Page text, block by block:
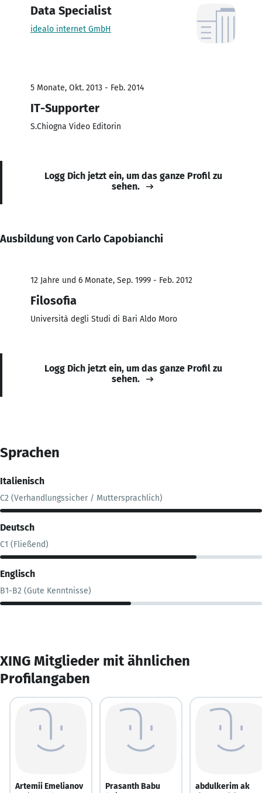
Data Specialist
idealo internet GmbH
5 Monate, Okt. 2013 - Feb. 2014
IT-Supporter
S.Chiogna Video Editorin
Logg Dich jetzt ein, um das ganze Profil zu
sehen.
Ausbildung von Carlo Capobianchi
12 Jahre und 6 Monate, Sep. 1999 - Feb. 2012
Filosofia
Università degli Studi di Bari Aldo Moro
Logg Dich jetzt ein, um das ganze Profil zu
sehen.
Sprachen
Italienisch
C2 (Verhandlungssicher / Muttersprachlich)
Deutsch
C1 (Fließend)
Englisch
B1-B2 (Gute Kenntnisse)
XING Mitglieder mit ähnlichen
Profilangaben
Artemii Emelianov
Prasanth Babu
abdulkerim ak